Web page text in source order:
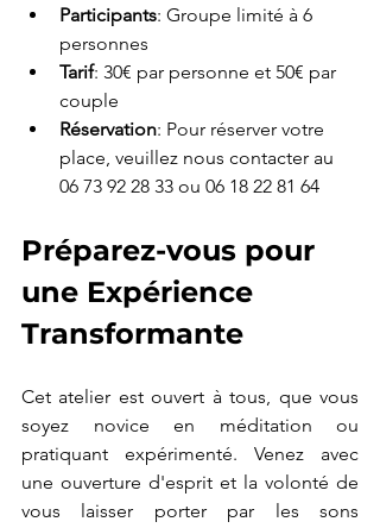
Participants: Groupe limité à 6
personnes
Tarif: 30€ par personne et 50€ par
couple
Réservation: Pour réserver votre
place, veuillez nous contacter au
06 73 92 28 33 ou 06 18 22 81 64
Préparez-vous pour
une Expérience
Transformante
Cet atelier est ouvert à tous, que vous
soyez novice en méditation ou
pratiquant expérimenté. Venez avec
une ouverture d'esprit et la volonté de
vous laisser porter par les sons